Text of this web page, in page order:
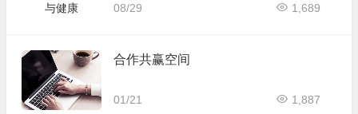
08/29 1,689
合作共赢空间
01/21 1,887